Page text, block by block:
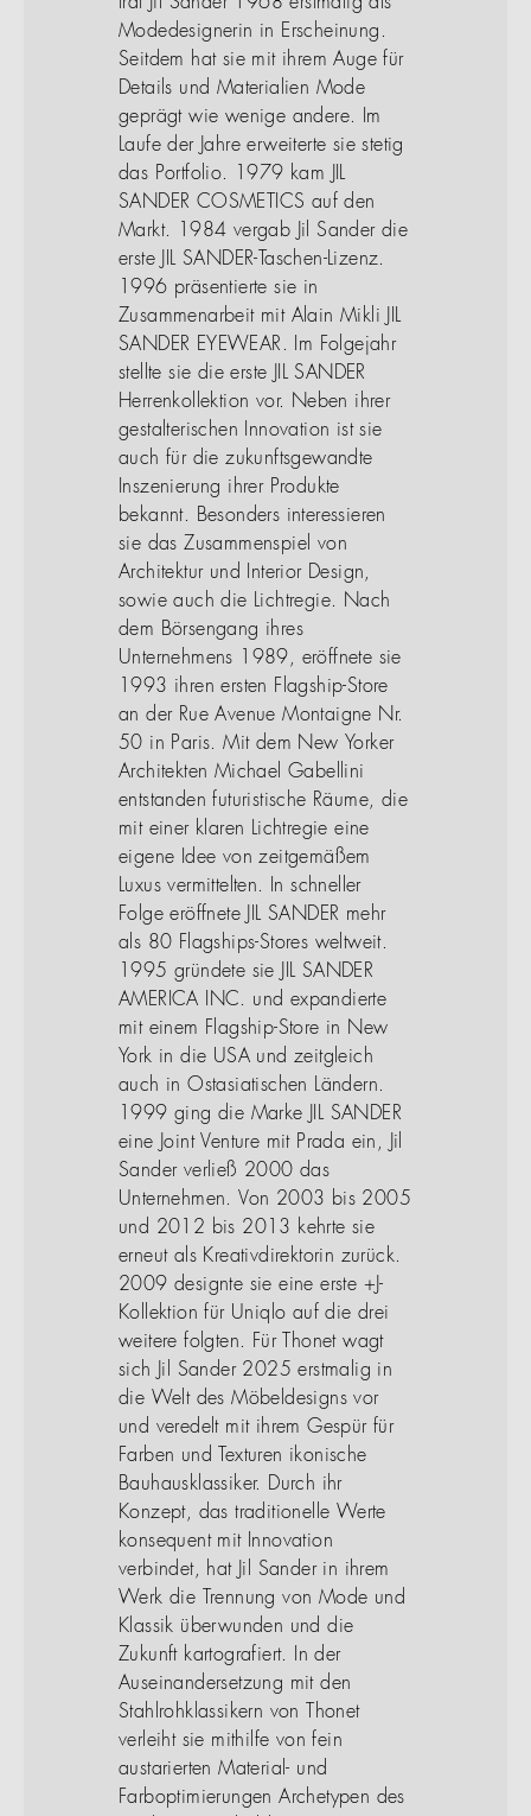
trat Jil Sander 1968 erstmalig als
Modedesignerin in Erscheinung.
Seitdem hat sie mit ihrem Auge für
Details und Materialien Mode
geprägt wie wenige andere. Im
Laufe der Jahre erweiterte sie stetig
das Portfolio. 1979 kam JIL
SANDER COSMETICS auf den
Markt. 1984 vergab Jil Sander die
erste JIL SANDER-Taschen-Lizenz.
1996 präsentierte sie in
Zusammenarbeit mit Alain Mikli JIL
SANDER EYEWEAR. Im Folgejahr
stellte sie die erste JIL SANDER
Herrenkollektion vor. Neben ihrer
gestalterischen Innovation ist sie
auch für die zukunftsgewandte
Inszenierung ihrer Produkte
bekannt. Besonders interessieren
sie das Zusammenspiel von
Architektur und Interior Design,
sowie auch die Lichtregie. Nach
dem Börsengang ihres
Unternehmens 1989, eröffnete sie
1993 ihren ersten Flagship-Store
an der Rue Avenue Montaigne Nr.
50 in Paris. Mit dem New Yorker
Architekten Michael Gabellini
entstanden futuristische Räume, die
mit einer klaren Lichtregie eine
eigene Idee von zeitgemäßem
Luxus vermittelten. In schneller
Folge eröffnete JIL SANDER mehr
als 80 Flagships-Stores weltweit.
1995 gründete sie JIL SANDER
AMERICA INC. und expandierte
mit einem Flagship-Store in New
York in die USA und zeitgleich
auch in Ostasiatischen Ländern.
1999 ging die Marke JIL SANDER
eine Joint Venture mit Prada ein, Jil
Sander verließ 2000 das
Unternehmen. Von 2003 bis 2005
und 2012 bis 2013 kehrte sie
erneut als Kreativdirektorin zurück.
2009 designte sie eine erste +J-
Kollektion für Uniqlo auf die drei
weitere folgten. Für Thonet wagt
sich Jil Sander 2025 erstmalig in
die Welt des Möbeldesigns vor
und veredelt mit ihrem Gespür für
Farben und Texturen ikonische
Bauhausklassiker. Durch ihr
Konzept, das traditionelle Werte
konsequent mit Innovation
verbindet, hat Jil Sander in ihrem
Werk die Trennung von Mode und
Klassik überwunden und die
Zukunft kartografiert. In der
Auseinandersetzung mit den
Stahlrohklassikern von Thonet
verleiht sie mithilfe von fein
austarierten Material- und
Farboptimierungen Archetypen des